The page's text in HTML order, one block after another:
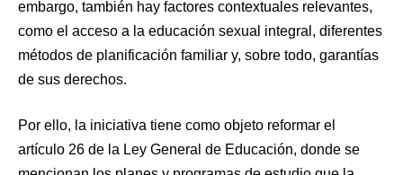
embargo, también hay factores contextuales relevantes,
como el acceso a la educación sexual integral, diferentes
métodos de planificación familiar y, sobre todo, garantías
de sus derechos.
Por ello, la iniciativa tiene como objeto reformar el
artículo 26 de la Ley General de Educación, donde se